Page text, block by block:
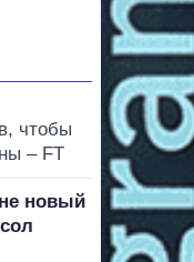
чтобы
– FT
новый